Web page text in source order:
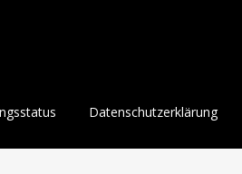
Datenschutzerklärung